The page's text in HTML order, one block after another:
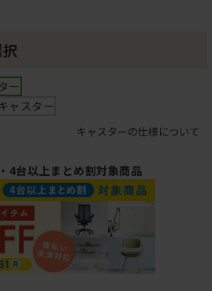
ー
ャスター
キャスターの仕様について
4台以上まとめ割対象商品